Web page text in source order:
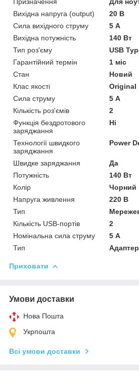
Вихідна напруга (output)
20 В
Сила вихідного струму
5 А
Вихідна потужність
140 Вт
Тип роз'єму
USB
Гарантійний термін
1 міс
Стан
Новий
Клас якості
Original
Сила струму
5 А
Кількість роз'ємів
2
Функція бездротового
заряджання
Ні
Технології швидкого
заряджання
Power
Швидке заряджання
Да
Потужність
140 Вт
Колір
Чорний
Напруга живлення
220 В
Тип
Кількість USB-портів
2
Номінальна сила струму
5 А
Тип
Адаптер
Приховати
Умови доставки
Нова Пошта
Укрпошта
Всі умови доставки